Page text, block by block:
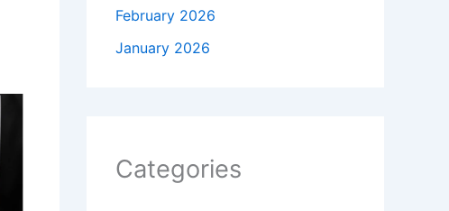
February 2026
January 2026
Categories